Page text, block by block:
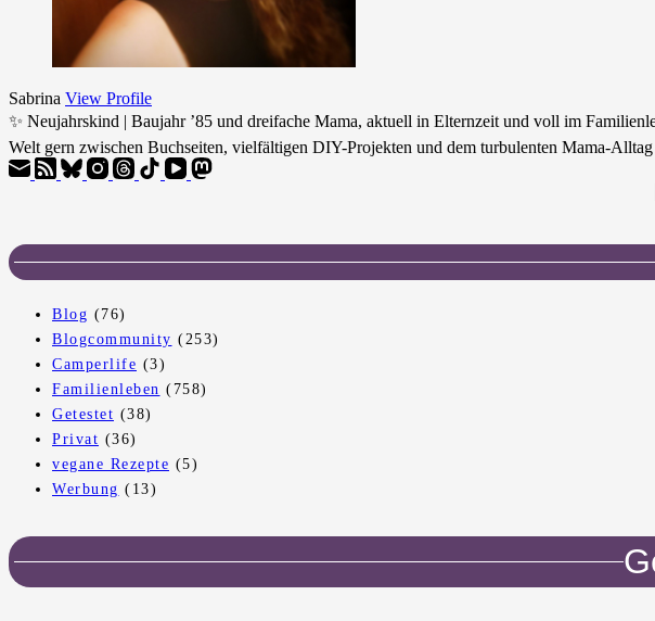
Sabrina View Profile
✨ Neujahrskind | Baujahr ’85 und dreifache Mama, aktuell in Elternzeit und voll im
Welt gern zwischen Buchseiten, vielfältigen DIY-Projekten und dem turbulenten Mama-
Blog (76)
Blogcommunity (253)
Camperlife (3)
Familienleben (758)
Getestet (38)
Privat (36)
vegane Rezepte (5)
Werbung (13)